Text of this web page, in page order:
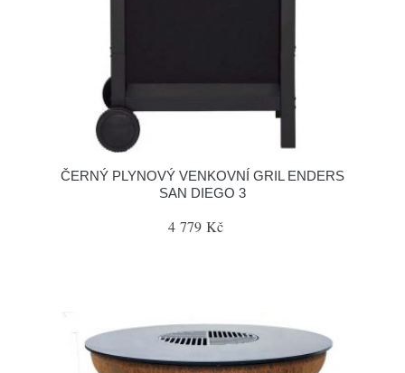
ČERNÝ PLYNOVÝ VENKOVNÍ GRIL ENDERS
SAN DIEGO 3
4 779 Kč